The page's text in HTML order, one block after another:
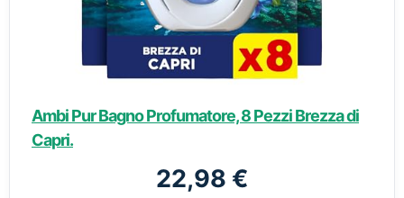
Ambi Pur Bagno Profumatore, 8 Pezzi Brezza di
Capri.
22,98 €